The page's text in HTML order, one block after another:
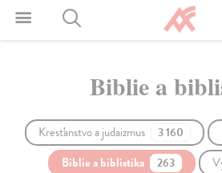
Biblie a
Kresťanstvo a judaizmus 3 160
Biblie a biblistika 263